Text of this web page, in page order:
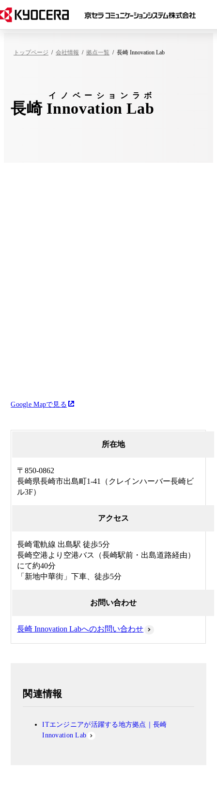
トップページ 会社情報 拠点一覧 長崎 Innovation Lab
長崎 Innovation Lab
イノベーションラボ
Google Mapで見る
所在地
〒850-0862
長崎県長崎市出島町1-41（クレインハーバー長崎ビ
ル3F）
アクセス
長崎電軌線 出島駅 徒歩5分
長崎空港より空港バス（長崎駅前・出島道路経由）
にて約40分
「新地中華街」下車、徒歩5分
お問い合わせ
長崎 Innovation Labへのお問い合わせ
関連情報
ITエンジニアが活躍する地方拠点｜長崎
Innovation Lab